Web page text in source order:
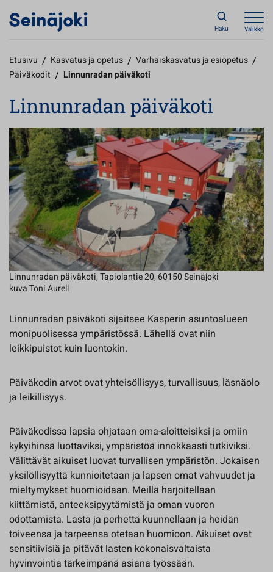
Haku Valikko
Etusivu / Kasvatus ja opetus / Varhaiskasvatus ja esiopetus /
Päiväkodit / Linnunradan päiväkoti
Linnunradan päiväkoti
Linnunradan päiväkoti, Tapiolantie 20, 60150 Seinäjoki
kuva Toni Aurell
Linnunradan päiväkoti sijaitsee Kasperin asuntoalueen
monipuolisessa ympäristössä. Lähellä ovat niin
leikkipuistot kuin luontokin.
Päiväkodin arvot ovat yhteisöllisyys, turvallisuus, läsnäolo
ja leikillisyys.
Päiväkodissa lapsia ohjataan oma-aloitteisiksi ja omiin
kykyihinsä luottaviksi, ympäristöä innokkaasti tutkiviksi.
Välittävät aikuiset luovat turvallisen ympäristön. Jokaisen
yksilöllisyyttä kunnioitetaan ja lapsen omat vahvuudet ja
mieltymykset huomioidaan. Meillä harjoitellaan
kiittämistä, anteeksipyytämistä ja oman vuoron
odottamista. Lasta ja perhettä kuunnellaan ja heidän
toiveensa ja tarpeensa otetaan huomioon. Aikuiset ovat
sensitiivisiä ja pitävät lasten kokonaisvaltaista
hyvinvointia tärkeimpänä asiana työssään.